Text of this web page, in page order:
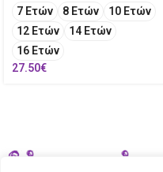
7 Ετών 8 Ετών
10 Ετών
12 Ετών
14 Ετών
16 Ετών
27.50€